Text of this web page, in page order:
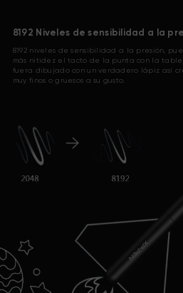
8192 Niveles de sensibilidad a la
8192 niveles de sensibilidad a la presión,
más nitidez el tacto de la punta con la
fuera dibujado con un verdadero lápiz así
muy finos o gruesos a su gusto.